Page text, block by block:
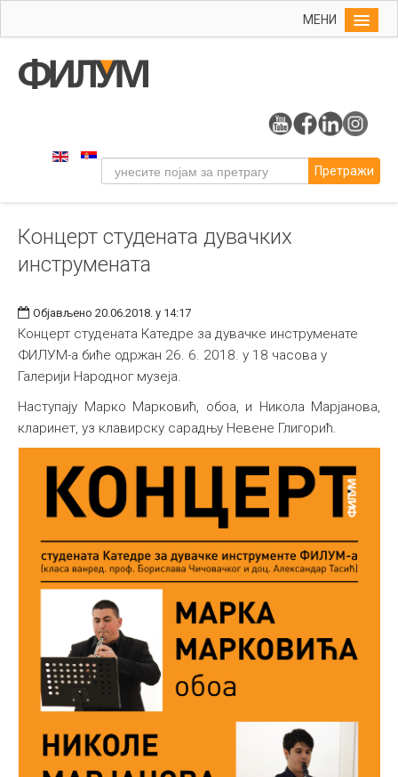
МЕНИ
Упис
Уметност
Музичка уметност
Примењена и ликовна уметност
Издаваштво
Библиотека
Међународна
Претражи
Концерт студената дувачких
инструмената
Објављено 20.06.2018. у 14:17
Концерт студената Катедре за дувачке инструменате
ФИЛУМ-а биће одржан 26. 6. 2018. у 18 часова у
Галерији Народног музеја.
Наступају Марко Марковић, обоа, и Никола Марјановa,
кларинет, уз клавирску сарадњу Невене Глигорић.